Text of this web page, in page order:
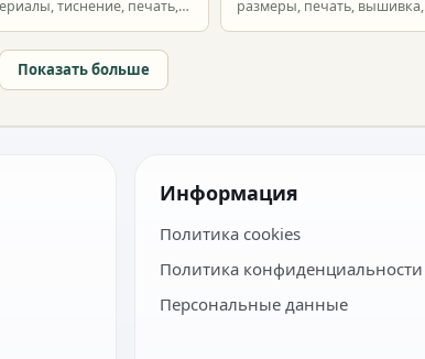
тиснение, печать,
размеры, печать, вышивка,
Показать больше
Информация
Политика cookies
Политика конфиденциальности
Персональные данные